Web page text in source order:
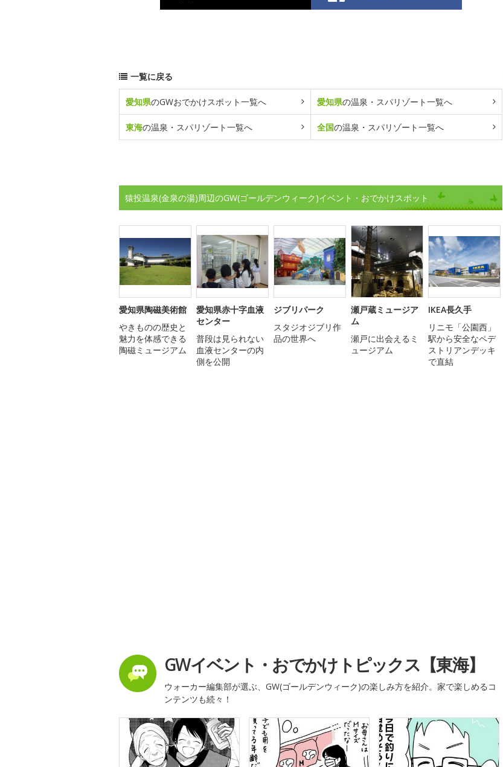
一覧に戻る
愛知県のGWおでかけスポット一覧へ 愛知県の温泉・スパリゾート一覧へ
東海の温泉・スパリゾート一覧へ 全国の温泉・スパリゾート一覧へ
猿投温泉(金泉の湯)周辺のGW(ゴールデンウィーク)イベント・おでかけスポット
愛知県陶磁美術館
やきものの歴史と
魅力を体感できる
陶磁ミュージアム
愛知県赤十字血液
センター
普段は見られない
血液センターの内
側を公開
ジブリパーク
スタジオジブリ作
品の世界へ
瀬戸蔵ミュージア
ム
瀬戸に出会えるミ
ュージアム
IKEA長久手
リニモ「公園西」
駅から安全なペデ
ストリアンデッキ
で直結
GWイベント・おでかけトピックス【東海】
ウォーカー編集部が選ぶ、GW(ゴールデンウィーク)の楽しみ方を紹介。家で楽しめるコ
ンテンツも続々！